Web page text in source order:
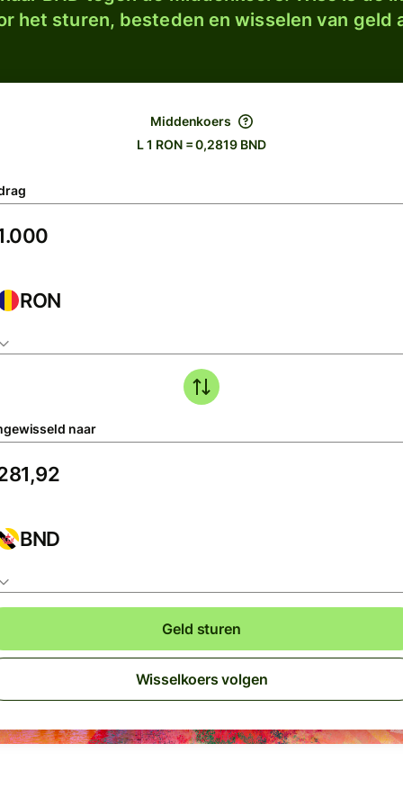
het sturen, besteden en wisselen van geld
Middenkoers
L 1 RON = 0,2819 BND
RON
naar
BND
Geld sturen
Wisselkoers volgen